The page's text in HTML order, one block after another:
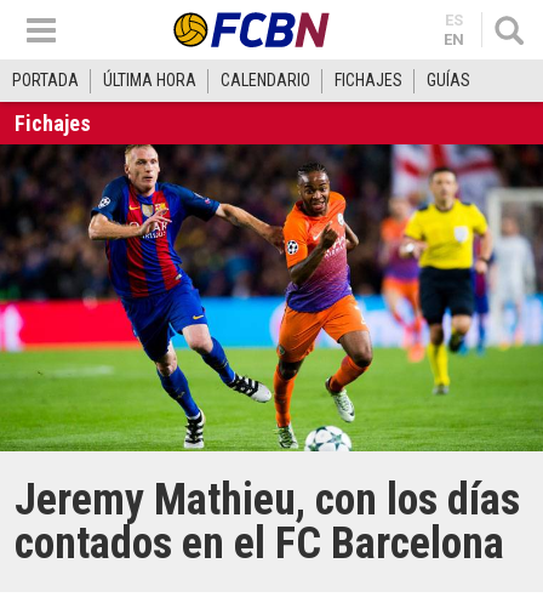
ES
EN
PORTADA ÚLTIMA HORA CALENDARIO FICHAJES GUÍAS
Fichajes
Jeremy Mathieu, con los días
contados en el FC Barcelona